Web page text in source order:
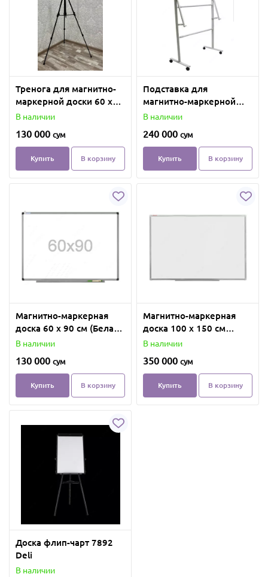
Тренога для магнитно-
маркерной доски 60 х
90 мм (Черная)
В наличии
130 000 сум
Купить В корзину
Подставка для
магнитно-маркерной
доски 90 х 120 мм
В наличии
240 000 сум
Купить В корзину
Магнитно-маркерная
доска 60 х 90 см (Белая/
Зеленая)
В наличии
130 000 сум
Купить В корзину
Магнитно-маркерная
доска 100 х 150 см
(Белая/Зеленая)
В наличии
350 000 сум
Купить В корзину
Доска флип-чарт 7892
Deli
В наличии